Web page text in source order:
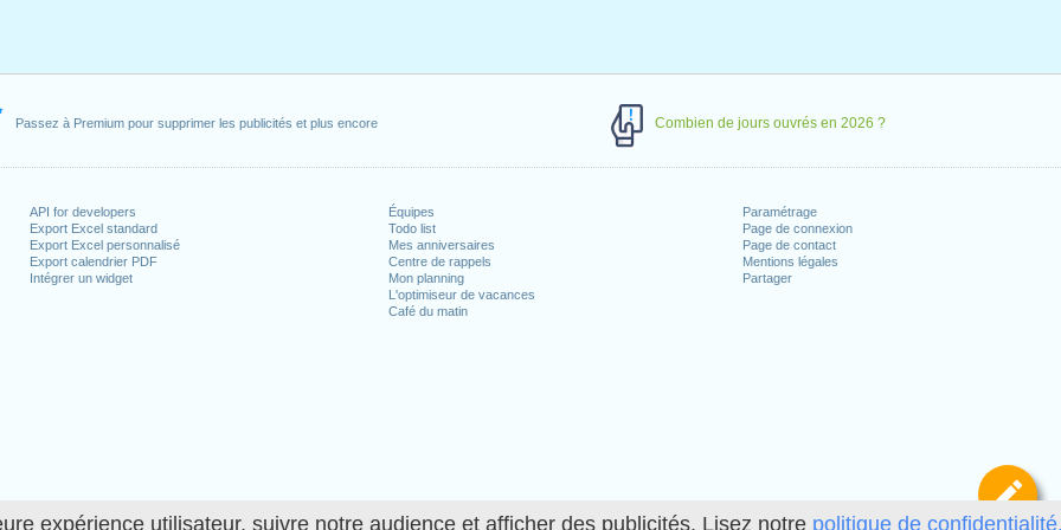
expérience utilisateur, suivre notre audience et afficher des publicités. Lisez notre politique de
Passez à Premium pour supprimer les publicités et plus encore Combien de jours ouvrés en 2026 ?
API for developers
Export Excel standard
Export Excel personnalisé
Export calendrier PDF
Intégrer un widget
Équipes
Todo list
Mes anniversaires
Centre de rappels
Mon planning
L'optimiseur de vacances
Café du matin
Paramétrage
Page de connexion
Page de contact
Mentions légales
Partager
2021
mai, 2021
end
1 août, 2021
2021